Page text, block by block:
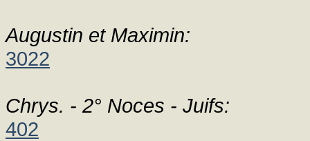
Augustin et Maximin:
3022
Chrys. - 2° Noces - Juifs:
402